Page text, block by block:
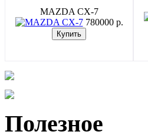
MAZDA CX-7
780000 p.
Полезное